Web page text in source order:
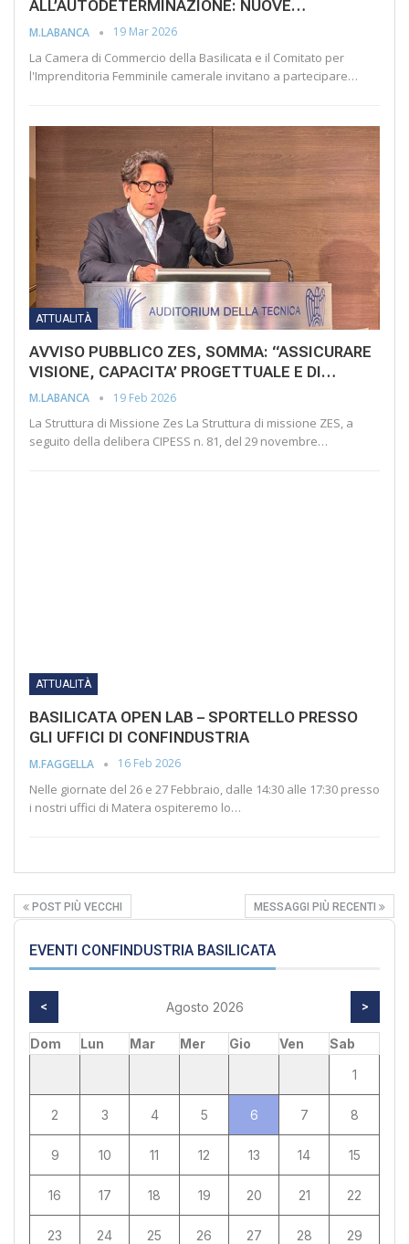
ALL’AUTODETERMINAZIONE: NUOVE…
M.LABANCA 19 Mar 2026
La Camera di Commercio della Basilicata e il Comitato per
l'Imprenditoria Femminile camerale invitano a partecipare…
ATTUALITÀ
AVVISO PUBBLICO ZES, SOMMA: “ASSICURARE
VISIONE, CAPACITA’ PROGETTUALE E DI…
M.LABANCA 19 Feb 2026
La Struttura di Missione Zes La Struttura di missione ZES, a
seguito della delibera CIPESS n. 81, del 29 novembre…
ATTUALITÀ
BASILICATA OPEN LAB – SPORTELLO PRESSO
GLI UFFICI DI CONFINDUSTRIA
M.FAGGELLA 16 Feb 2026
Nelle giornate del 26 e 27 Febbraio, dalle 14:30 alle 17:30 presso
i nostri uffici di Matera ospiteremo lo…
POST PIÙ VECCHI MESSAGGI PIÙ RECENTI
EVENTI CONFINDUSTRIA BASILICATA
< Agosto 2026 >
Dom Lun Mar Mer Gio Ven
Sab
1
2 3 4 5 6 7 8
9 10 11 12 13 14 15
16 17 18 19 20 21 22
23 24 25 26 27 28 29